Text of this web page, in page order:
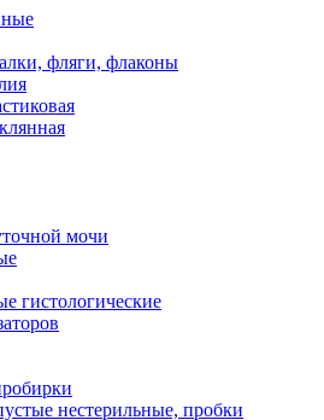
фляги, флаконы
мочи
гистологические
нестерильные, пробки